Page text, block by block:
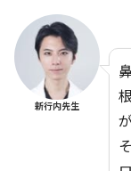
新行内先生